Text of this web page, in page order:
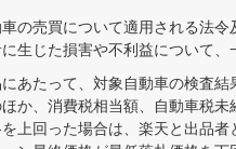
の売買について適用される法
生じた損害や不利益について、
あたって、対象自動車の検査
か、消費税相当額、自動車税
上回った場合は、楽天と出品